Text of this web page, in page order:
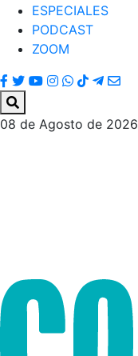
ESPECIALES
PODCAST
ZOOM
08 de Agosto de 2026